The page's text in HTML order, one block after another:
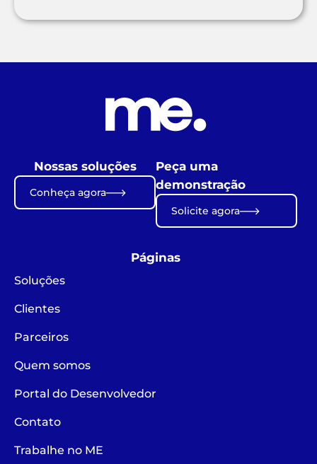
Nossas soluções
Conheça agora
Peça uma
demonstração
Solicite agora
Páginas
Soluções
Clientes
Parceiros
Quem somos
Portal do Desenvolvedor
Contato
Trabalhe no ME